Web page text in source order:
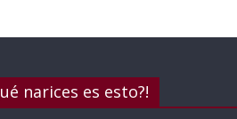
narices es esto?!